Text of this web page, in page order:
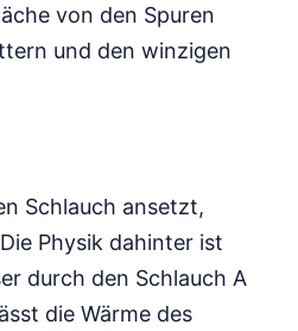
von den Spuren
und den winzigen
Schlauch ansetzt,
Physik dahinter ist
durch den Schlauch A
die Wärme des